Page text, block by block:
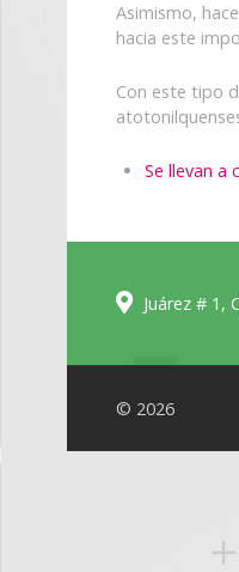
Asimismo,
hacia este
Con este tipo
Se llevan
Juárez # 1,
© 2026